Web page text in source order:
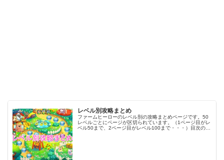
レベル別攻略まとめ
ファームヒーローのレベル別の攻略まとめページです。50
レベルごとにページが区切られています。（1ページ目がレ
ベル50まで、2ページ目がレベル100まで・・・）目次のリ